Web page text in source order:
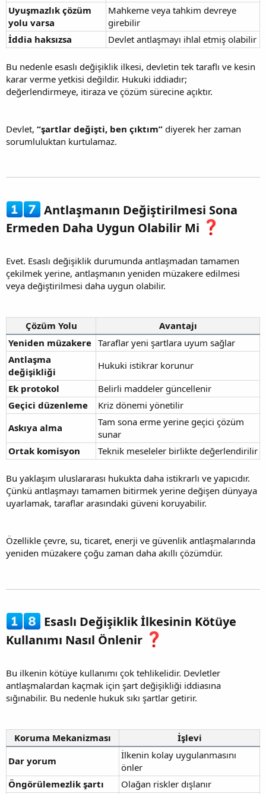
Uyuşmazlık çözüm
yolu varsa
Mahkeme veya tahkim devreye
girebilir
İddia haksızsa
Devlet antlaşmayı ihlal etmiş olabilir
Bu nedenle esaslı değişiklik ilkesi, devletin tek taraflı ve kesin
karar verme yetkisi değildir. Hukuki iddiadır;
değerlendirmeye, itiraza ve çözüm sürecine açıktır.
Devlet, “şartlar değişti, ben çıktım” diyerek her zaman
sorumluluktan kurtulamaz.
Antlaşmanın Değiştirilmesi Sona
Ermeden Daha Uygun Olabilir Mi
Evet. Esaslı değişiklik durumunda antlaşmadan tamamen
çekilmek yerine, antlaşmanın yeniden müzakere edilmesi
veya değiştirilmesi daha uygun olabilir.
Çözüm Yolu
Avantajı
Yeniden müzakere Taraflar yeni şartlara uyum sağlar
Antlaşma
değişikliği
Hukuki istikrar korunur
Ek protokol
Belirli maddeler güncellenir
Geçici düzenleme
Kriz dönemi yönetilir
Askıya alma
Tam sona erme yerine geçici çözüm
sunar
Ortak komisyon
Teknik meseleler birlikte değerlendirilir
Bu yaklaşım uluslararası hukukta daha istikrarlı ve yapıcıdır.
Çünkü antlaşmayı tamamen bitirmek yerine değişen dünyaya
uyarlamak, taraflar arasındaki güveni koruyabilir.
Özellikle çevre, su, ticaret, enerji ve güvenlik antlaşmalarında
yeniden müzakere çoğu zaman daha akıllı çözümdür.
Esaslı Değişiklik İlkesinin Kötüye
Kullanımı Nasıl Önlenir
Bu ilkenin kötüye kullanımı çok tehlikelidir. Devletler
antlaşmalardan kaçmak için şart değişikliği iddiasına
sığınabilir. Bu nedenle hukuk sıkı şartlar getirir.
Koruma Mekanizması
İşlevi
Dar yorum
İlkenin kolay uygulanmasını
önler
Öngörülemezlik şartı
Olağan riskler dışlanır